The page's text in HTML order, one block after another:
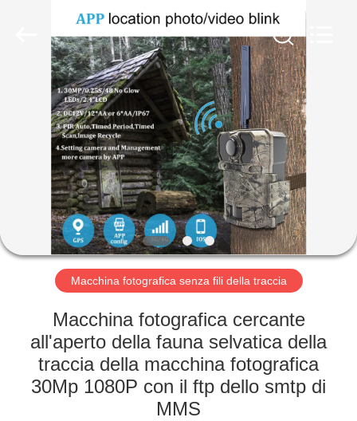
CASA.
PRODOTTI
VIDEO
SU
DI
VISITA
ALLA
FABBRICA
Macchina fotografica senza fili della traccia
Macchina fotografica cercante
all'aperto della fauna selvatica della
traccia della macchina fotografica
30Mp 1080P con il ftp dello smtp di
MMS